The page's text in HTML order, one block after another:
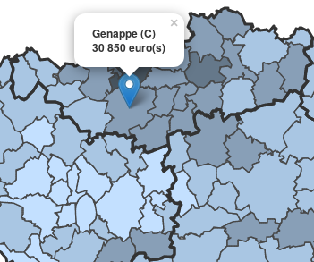
Genappe (C)
30 850 euro(s)
×